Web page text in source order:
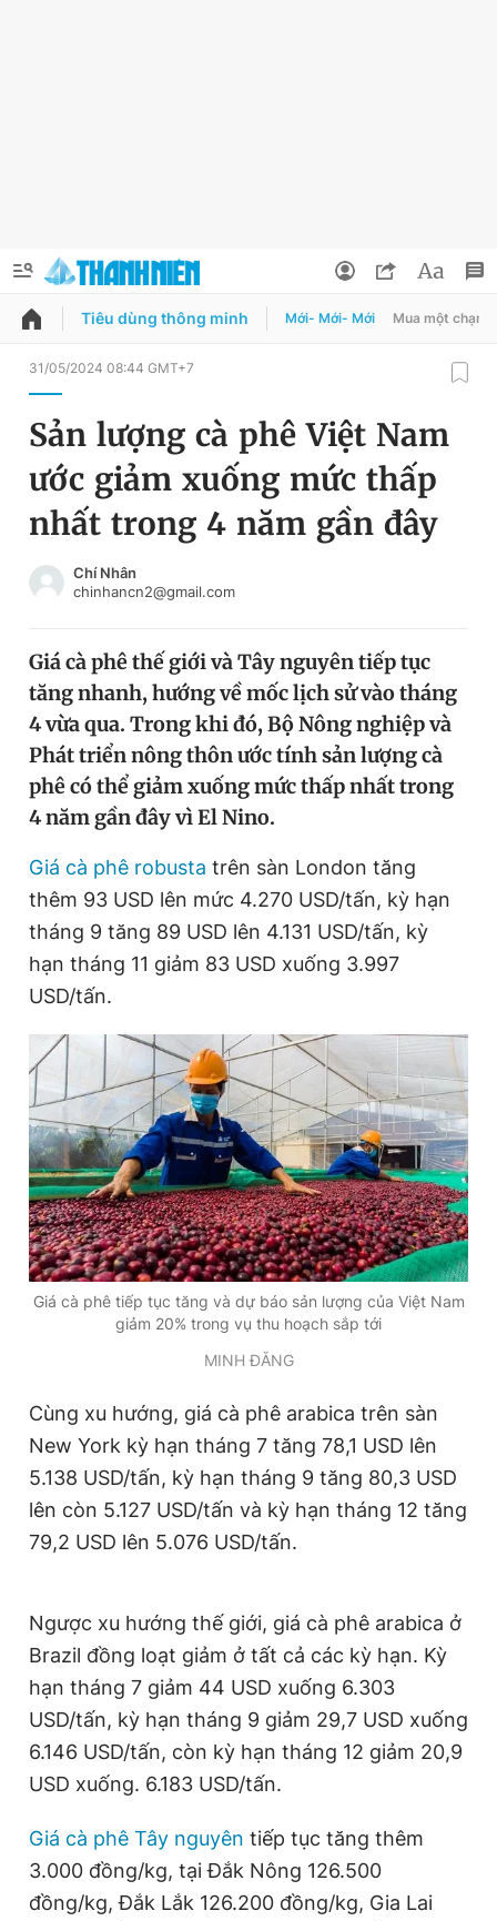
QUẢNG CÁO ĐẶT BÁO
Chuyên mục
Chuyên mục khác
Chào ngày mới
Video Magazine
Sản phẩm khác
Tiện ích
Thông tin tòa soạn Liên hệ quảng cáo
Đọc Thanh Niên trên điện thoại
Theo dõi báo trên
Hotline
0906 645 777
Liên hệ quảng cáo
0908 780 404
RSS Tòa soạn
Phó tổng biên tập thường trực: Hải Thành
Phó tổng biên tập: Lâm Hiếu Dũng
Phó tổng biên tập: Trần Việt Hưng
Tổng thư ký tòa soạn: Đức Trung
Giấy phép xuất bản số 110/GP - BTTTT cấp ngày 24.3.2020
© 2003-2026 Bản quyền thuộc về Báo Thanh Niên. Cấm sao
chép dưới mọi hình thức nếu không có sự chấp thuận bằng văn
Đổi mật khẩu
Tin đã lưu
Tiêu dùng thông minh Mới- Mới- Mới Mua một chạm
31/05/2024 08:44 GMT+7
Sản lượng cà phê Việt Nam
ước giảm xuống mức thấp
nhất trong 4 năm gần đây
Chí Nhân
chinhancn2@gmail.com
Giá cà phê thế giới và Tây nguyên tiếp tục
tăng nhanh, hướng về mốc lịch sử vào tháng
4 vừa qua. Trong khi đó, Bộ Nông nghiệp và
Phát triển nông thôn ước tính sản lượng cà
phê có thể giảm xuống mức thấp nhất trong
4 năm gần đây vì El Nino.
Giá cà phê robusta trên sàn London tăng
thêm 93 USD lên mức 4.270 USD/tấn, kỳ hạn
tháng 9 tăng 89 USD lên 4.131 USD/tấn, kỳ
hạn tháng 11 giảm 83 USD xuống 3.997
USD/tấn.
Giá cà phê tiếp tục tăng và dự báo sản lượng của Việt Nam
giảm 20% trong vụ thu hoạch sắp tới
MINH ĐĂNG
Cùng xu hướng, giá cà phê arabica trên sàn
New York kỳ hạn tháng 7 tăng 78,1 USD lên
5.138 USD/tấn, kỳ hạn tháng 9 tăng 80,3 USD
lên còn 5.127 USD/tấn và kỳ hạn tháng 12 tăng
79,2 USD lên 5.076 USD/tấn.
Ngược xu hướng thế giới, giá cà phê arabica ở
Brazil đồng loạt giảm ở tất cả các kỳ hạn. Kỳ
hạn tháng 7 giảm 44 USD xuống 6.303
USD/tấn, kỳ hạn tháng 9 giảm 29,7 USD xuống
6.146 USD/tấn, còn kỳ hạn tháng 12 giảm 20,9
USD xuống. 6.183 USD/tấn.
Giá cà phê Tây nguyên tiếp tục tăng thêm
3.000 đồng/kg, tại Đắk Nông 126.500
đồng/kg, Đắk Lắk 126.200 đồng/kg, Gia Lai